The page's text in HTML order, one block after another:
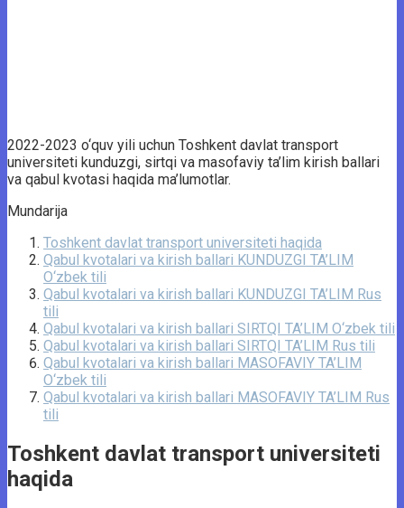
2022-2023 o‘quv yili uchun Toshkent davlat transport
universiteti kunduzgi, sirtqi va masofaviy ta’lim kirish ballari
va qabul kvotasi haqida ma’lumotlar.
Mundarija
Toshkent davlat transport universiteti haqida
Qabul kvotalari va kirish ballari KUNDUZGI TA’LIM
O‘zbek tili
Qabul kvotalari va kirish ballari KUNDUZGI TA’LIM Rus
tili
Qabul kvotalari va kirish ballari SIRTQI TA’LIM O‘zbek tili
Qabul kvotalari va kirish ballari SIRTQI TA’LIM Rus tili
Qabul kvotalari va kirish ballari MASOFAVIY TA’LIM
O‘zbek tili
Qabul kvotalari va kirish ballari MASOFAVIY TA’LIM Rus
tili
Toshkent davlat transport universiteti
haqida